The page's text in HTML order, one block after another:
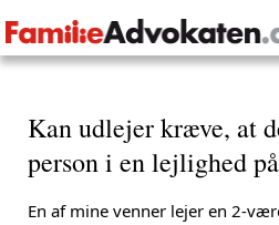
Kan udlejer kræve, at
person i en lejlighed
En af mine venner lejer en 2-